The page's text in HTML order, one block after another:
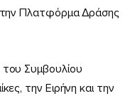
την Πλατφόρμα Δράσης
Συμβουλίου
την Ειρήνη και την